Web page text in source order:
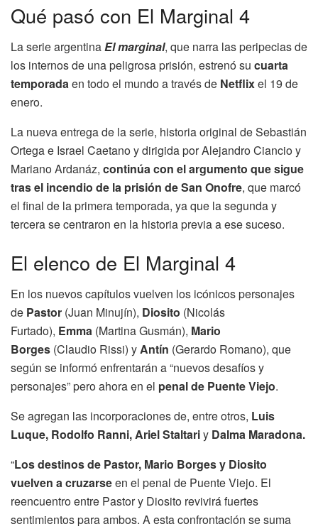
Qué pasó con El Marginal 4
La serie argentinaEl marginal, que narra las peripecias de
los internos de una peligrosa prisión, estrenó su cuarta
temporadaen todo el mundo a través de Netflixel 19 de
enero.
La nueva entrega de la serie, historia original de Sebastián
Ortega e Israel Caetano y dirigida por Alejandro Ciancio y
Mariano Ardanáz, continúa con el argumento que sigue
tras el incendio de la prisión de San Onofre, que marcó
el final de la primera temporada, ya que la segunda y
tercera se centraron en la historia previa a ese suceso.
El elenco de El Marginal 4
En los nuevos capítulos vuelven los icónicos personajes
de Pastor (Juan Minujín), Diosito (Nicolás
Furtado), Emma (Martina Gusmán), Mario
Borges (Claudio Rissi) yAntín (Gerardo Romano), que
según se informó enfrentarán a “nuevos desafíos y
personajes” pero ahora en el penal de Puente Viejo.
Se agregan las incorporaciones de, entre otros, Luis
Luque, Rodolfo Ranni, Ariel Staltariy Dalma Maradona.
“Los destinos de Pastor, Mario Borges y Diosito
vuelven a cruzarseen el penal de Puente Viejo. El
reencuentro entre Pastor y Diosito revivirá fuertes
sentimientos para ambos. A esta confrontación se suma